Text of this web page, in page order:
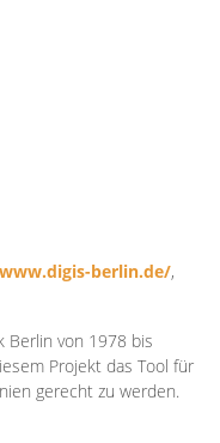
berlin.de/,
Berlin von 1978 bis
Projekt das Tool für
gerecht zu werden.